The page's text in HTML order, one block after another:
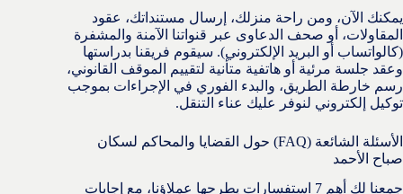
يمكنك الآن، ومن راحة منزلك، إرسال مستنداتك، عقود
المقاولات، أو صحف الدعاوى عبر قنواتنا الآمنة والمشفرة
(كالواتساب أو البريد الإلكتروني). سيقوم فريقنا بدراستها
وعقد جلسة مرئية أو هاتفية متأنية لتقييم الموقف القانوني،
رسم خارطة الطريق، والبدء الفوري في الإجراءات بموجب
توكيل إلكتروني لنوفر عليك عناء التنقل.
الأسئلة الشائعة (FAQ) حول القضايا والمحاكم لسكان
صباح الأحمد
جمعنا لك أهم 7 استفسارات يطرحها عملاؤنا، مع إجابات